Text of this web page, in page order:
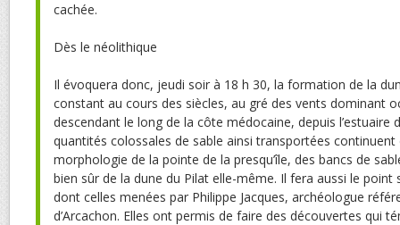
cachée.
Dès le néolithique
Il évoquera donc, jeudi soir à 18 h 30, la formation de la
constant au cours des siècles, au gré des vents dominant
descendant le long de la côte médocaine, depuis l’estuaire
quantités colossales de sable ainsi transportées
morphologie de la pointe de la presqu’île, des bancs de
bien sûr de la dune du Pilat elle-même. Il fera aussi le point
dont celles menées par Philippe Jacques, archéologue
d’Arcachon. Elles ont permis de faire des découvertes qui